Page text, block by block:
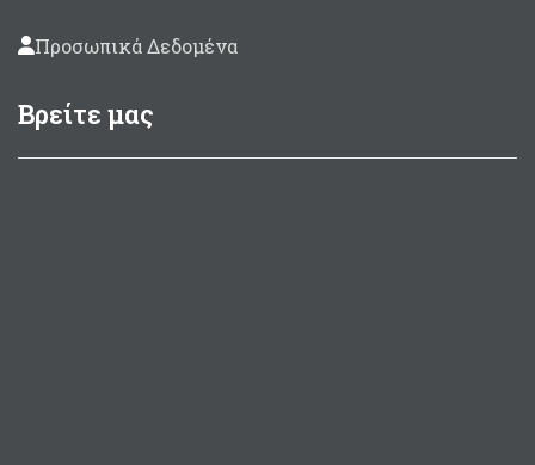
Προσωπικά Δεδομένα
Βρείτε μας